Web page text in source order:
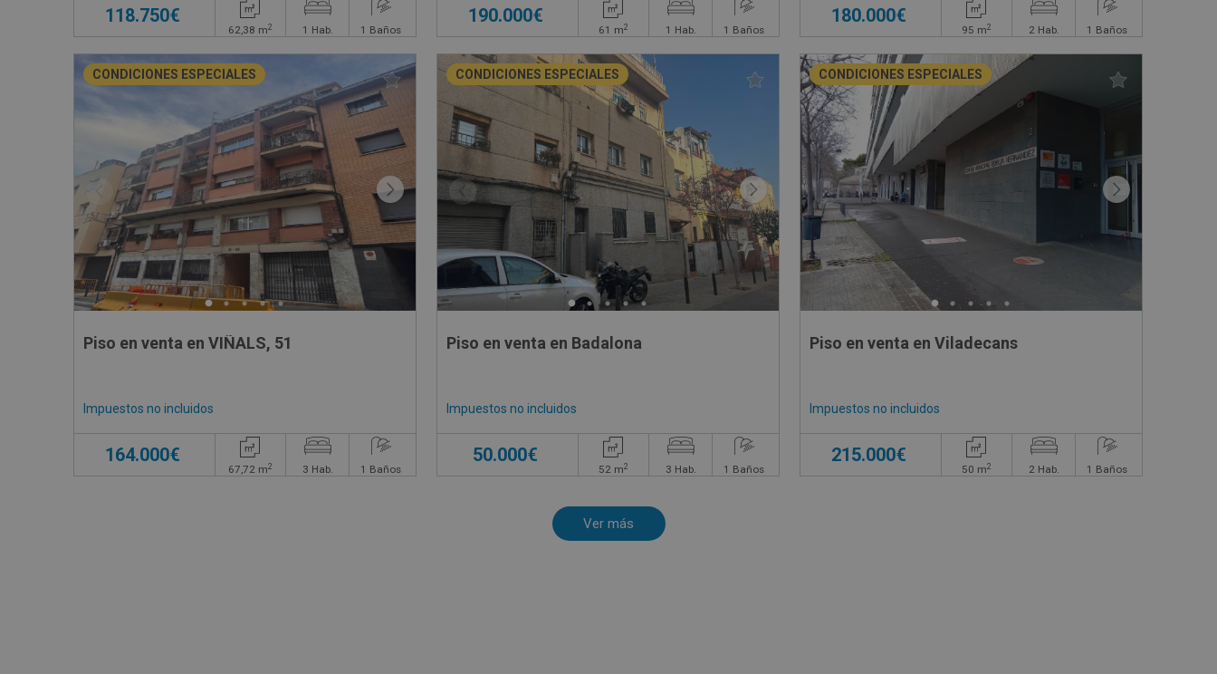
118.750€
62,38 m2 1 Hab. 1 Baños
190.000€
61 m2 1 Hab. 1 Baños
180.000€
95 m2 2 Hab. 1 Baños
CONDICIONES ESPECIALES
Piso en venta en VIÑALS, 51
Impuestos no incluidos
164.000€
67,72 m2 3 Hab. 1 Baños
CONDICIONES ESPECIALES
Piso en venta en Badalona
Impuestos no incluidos
50.000€
52 m2 3 Hab. 1 Baños
CONDICIONES ESPECIALES
Piso en venta en Viladecans
Impuestos no incluidos
215.000€
50 m2 2 Hab. 1 Baños